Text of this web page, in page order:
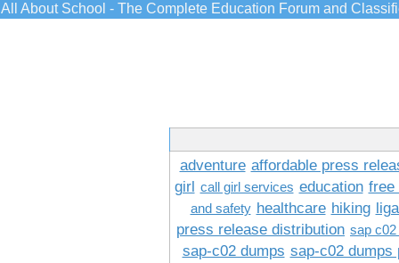
All About School - The Complete Education Forum and
adventure affordable press
girl call girl services education free
and safety healthcare hiking
press release distribution sap
sap-c02 dumps sap-c02 dumps